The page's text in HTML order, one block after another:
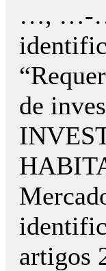
…, …-…
de
artigos